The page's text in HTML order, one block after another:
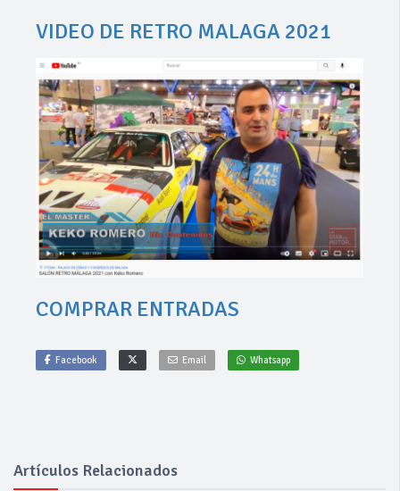
VIDEO DE RETRO MALAGA 2021
COMPRAR ENTRADAS
Facebook Email Whatsapp
Artículos Relacionados